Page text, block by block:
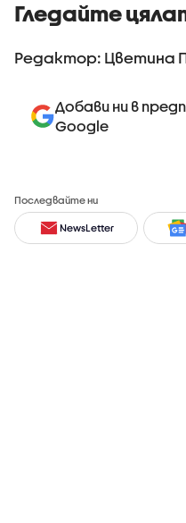
Гледайте
Редактор: Цветина
Добави ни в
Google
Последвайте ни
NewsLetter